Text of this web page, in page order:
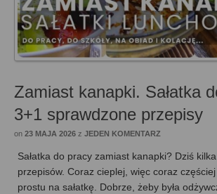
Zamiast kanapki. Sałatka
3+1 sprawdzone przepisy
on 23 MAJA 2026 z JEDEN KOMENTARZ
Sałatka do pracy zamiast kanapki? Dziś
przepisów. Coraz cieplej, więc coraz
prostu na sałatkę. Dobrze, żeby była